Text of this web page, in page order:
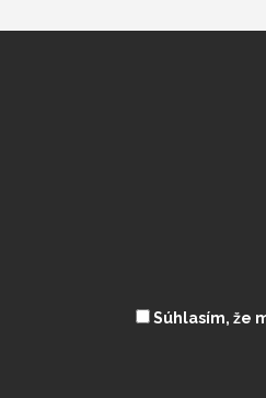
Súhlasím, že